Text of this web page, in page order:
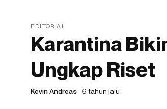
EDITORIAL
Karantina
Ungkap Riset
Kevin Andreas 6 tahun lalu